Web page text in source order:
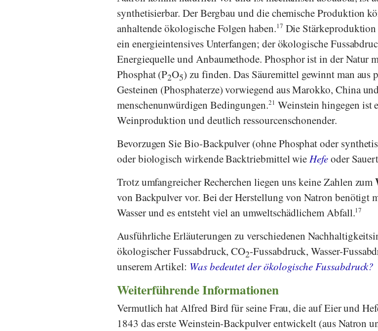
synthetisierbar. Der Bergbau und die chemische Produktion
anhaltende ökologische Folgen haben.17 Die
ein energieintensives Unterfangen; der ökologische
Energiequelle und Anbaumethode. Phosphor ist in der Natur
Phosphat (P2O5) zu finden. Das Säuremittel gewinnt man aus
Gesteinen (Phosphaterze) vorwiegend aus Marokko, China
menschenunwürdigen Bedingungen.21 Weinstein hingegen ist
Weinproduktion und deutlich ressourcenschonender.
Bevorzugen Sie Bio-Backpulver (ohne Phosphat oder
oder biologisch wirkende Backtriebmittel wieHefeoder
Trotz umfangreicher Recherchen liegen uns keine Zahlen zum
von Backpulver vor. Bei der Herstellung von Natron benötigt
Wasser und es entsteht viel an umweltschädlichem Abfall.17
Ausführliche Erläuterungen zu verschiedenen
ökologischer Fussabdruck, CO2-Fussabdruck, Wasser-
unserem Artikel: Was bedeutet der ökologische Fussabdruck?
Weiterführende Informationen
Vermutlich hatAlfred Bird für seine Frau, die auf Eier und
1843 das erste Weinstein-Backpulver entwickelt (aus Natron